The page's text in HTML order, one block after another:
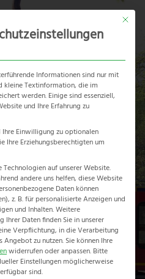
Route
-Elephant Route
Mit
Informationen sind nur mit
kleine Textinformation, die im
werden. Einige sind essenziell,
und Ihre Erfahrung zu
Ihre Einwilligung zu optionalen
Ihre Erziehungsberechtigten um
auf unserer Website.
andere uns helfen, diese Website
Daten können
z. B. für personalisierte Anzeigen und
und Inhalten.Weitere
Daten finden Sie in unserer
Verpflichtung, in die Verarbeitung
Angebot zu nutzen. Sie können Ihre
widerrufen oder anpassen. Bitte
Einstellungen möglicherweise
sind.